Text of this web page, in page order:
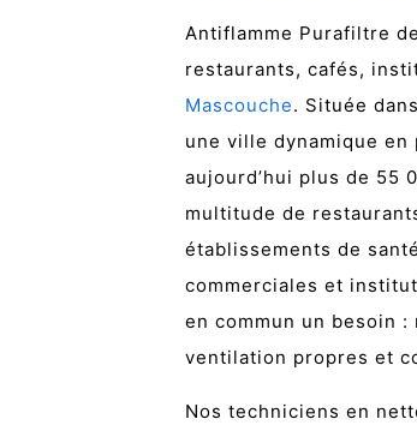
Antiflamme Purafiltre
restaurants, cafés,
Mascouche. Située
une ville dynamique
aujourd’hui plus de 55
multitude de
établissements de
commerciales et
en commun un besoin
ventilation propres et
Nos techniciens en